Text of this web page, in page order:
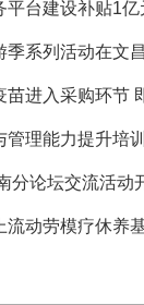
平台建设补贴1亿
季系列活动在文
苗进入采购环节
管理能力提升培
分论坛交流活动
流动劳模疗休养